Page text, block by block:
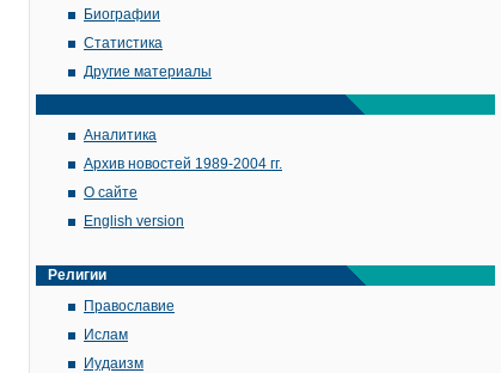
Биографии
Статистика
Другие материалы
Аналитика
Архив новостей 1989-2004 гг.
О сайте
English version
Религии
Православие
Ислам
Иудаизм